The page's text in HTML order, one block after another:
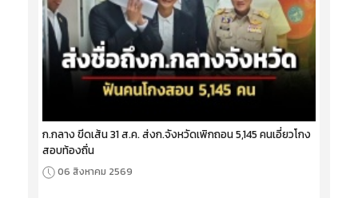
ก.กลาง ขีดเส้น 31 ส.ค. ส่งก.จังหวัดเพิกถอน 5,145 คนเอี่ยวโกง
สอบท้องถิ่น
06 สิงหาคม 2569